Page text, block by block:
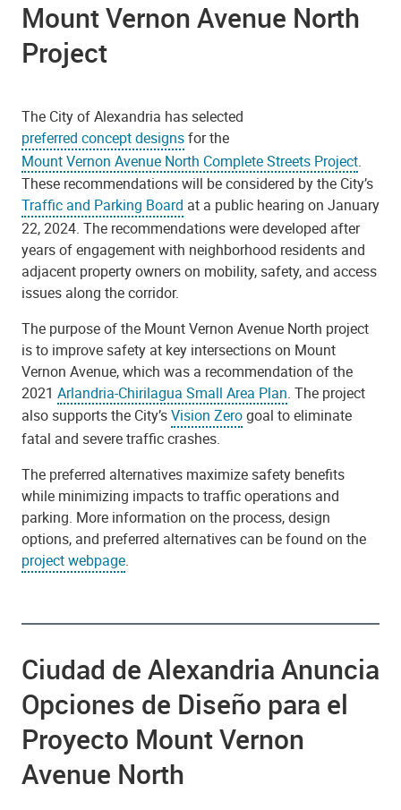
Mount Vernon Avenue North
Project
The City of Alexandria has selected
preferred concept designsfor the
Mount Vernon Avenue North Complete Streets Project.
These recommendations will be considered by the City’s
Traffic and Parking Board at a public hearing on January
22, 2024. The recommendations were developed after
years of engagement with neighborhood residents and
adjacent property owners on mobility, safety, and access
issues along the corridor.
The purpose of the Mount Vernon Avenue North project
is to improve safety at key intersections on Mount
Vernon Avenue, which was a recommendation of the
2021 Arlandria-Chirilagua Small Area Plan. The project
also supports the City’sVision Zerogoal to eliminate
fatal and severe traffic crashes.
The preferred alternatives maximize safety benefits
while minimizing impacts to traffic operations and
parking. More information on the process, design
options, and preferred alternatives can be found on the
project webpage.
Ciudad de Alexandria Anuncia
Opciones de Diseño para el
Proyecto Mount Vernon
Avenue North